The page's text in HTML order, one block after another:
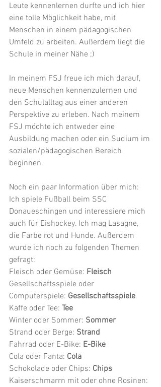
Leute kennenlernen durfte und ich hier
eine tolle Möglichkeit habe, mit
Menschen in einem pädagogischen
Umfeld zu arbeiten. Außerdem liegt die
Schule in meiner Nähe ;)
In meinem FSJ freue ich mich darauf,
neue Menschen kennenzulernen und
den Schulalltag aus einer anderen
Perspektive zu erleben. Nach meinem
FSJ möchte ich entweder eine
Ausbildung machen oder ein Sudium im
sozialen/pädagogischen Bereich
beginnen.
Noch ein paar Information über mich:
Ich spiele Fußball beim SSC
Donaueschingen und interessiere mich
auch für Eishockey. Ich mag Lasagne,
die Farbe rot und Hunde. Außerdem
wurde ich noch zu folgenden Themen
gefragt:
Fleisch oder Gemüse: Fleisch
Gesellschaftsspiele oder
Computerspiele: Gesellschaftsspiele
Kaffe oder Tee: Tee
Winter oder Sommer: Sommer
Strand oder Berge: Strand
Fahrrad oder E-Bike: E-Bike
Cola oder Fanta: Cola
Schokolade oder Chips: Chips
Kaiserschmarrn mit oder ohne Rosinen: